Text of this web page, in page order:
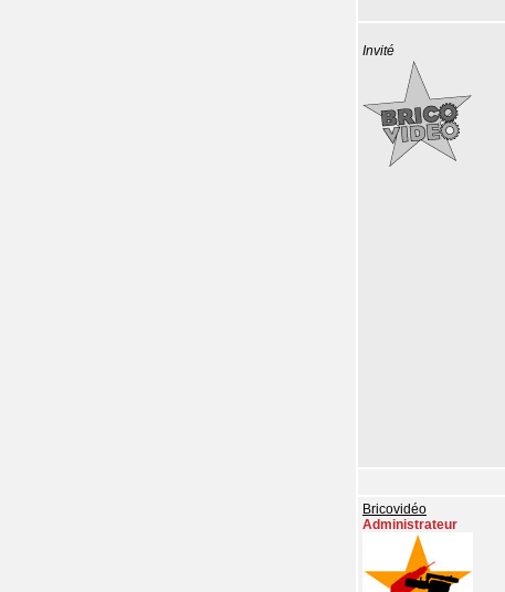
Invité
Bricovidéo
Administrateur